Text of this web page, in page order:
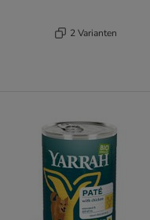
2 Varianten